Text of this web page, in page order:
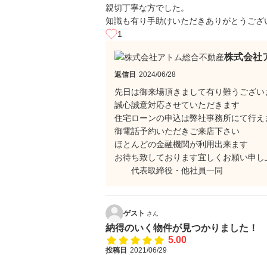
親切丁寧な方でした。
知識も有り手助けいただきありがとうござ
1
株式会社
返信日 2024/06/28
先日は御来場頂きまして有り難うござい
誠心誠意対応させていただきます
住宅ローンの申込は弊社事務所にて行え
御電話予約いただきご来店下さい
ほとんどの金融機関が利用出来ます
お待ち致しております宜しくお願い申し
代表取締役・他社員一同
ゲスト さん
納得のいく物件が見つかりました！
5.00
投稿日 2021/06/29